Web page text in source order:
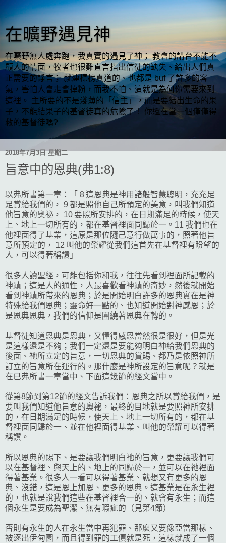
在曠野遇見神
在曠野無人處奔跑，我真實的遇見了神； 教會的講台不能不
顧人的情面，牧者也很難直言指出信徒的缺失、給出人們真
正需要的諍言； 就連標榜真道的、也都是 buf 了許多的客
氣，害怕人會走會掉粉，而我不怕、這就是為何你需要來到
這裡。 主所要的不是淺薄的「信主」，而是要結出生命的果
子，不能結果子的基督徒真的危險了！ 你還在當一個僅僅得
救的基督徒嗎?
2018年7月3日 星期二
旨意中的恩典(弗1:8)
以弗所書第一章：「 8 這恩典是神用諸般智慧聰明，充充足
足賞給我們的， 9 都是照他自己所預定的美意，叫我們知道
他旨意的奧祕， 10 要照所安排的，在日期滿足的時候，使天
上、地上一切所有的，都在基督裡面同歸於一。11 我們也在
他裡面得了基業，這原是那位隨己意行做萬事的，照著他旨
意所預定的， 12 叫他的榮耀從我們這首先在基督裡有盼望的
人，可以得著稱讚」
很多人讀聖經，可能包括你和我，往往先看到裡面所記載的
神蹟；這是人的通性，人最喜歡看神蹟的奇妙，然後就開始
看到神蹟所帶來的恩典；於是開始明白許多的恩典實在是神
特殊給我們恩典；靈命好一點的、也知道開始對神感恩；於
是恩典恩典，我們的信仰是圍繞著恩典在轉的。
基督徒知道恩典是恩典，又懂得感恩當然很是很好，但是光
是這樣還是不夠；我們一定還是要能夠明白神給我們恩典的
後面、祂所立定的旨意，一切恩典的賞賜、都乃是依照神所
訂立的旨意所在運行的。那什麼是神所設定的旨意呢？就是
在已弗所書一章當中、下面這幾節的經文當中。
從第8節到第12節的經文告訴我們：恩典之所以賞給我們，是
要叫我們知道他旨意的奧祕，最終的目地就是要照神所安排
的，在日期滿足的時候，使天上、地上一切所有的，都在基
督裡面同歸於一、並在他裡面得基業、叫他的榮耀可以得著
稱讚。
所以恩典的賜下、是要讓我們明白祂的旨意，更要讓我們可
以在基督裡、與天上的、地上的同歸於一，並可以在祂裡面
得著基業。很多人一看可以得著基業、就想又有更多的恩
典、沒錯，這是恩上加恩、更多的恩典。這基業是在永生裡
的，也就是說我們這些在基督裡合一的、就會有永生；而這
個永生是要成為聖潔、無有瑕疵的（見第4節）
否則有永生的人在永生當中再犯罪、那麼又要像亞當那樣、
被逐出伊甸園，而且得到罪的工價就是死，這樣就成了一個